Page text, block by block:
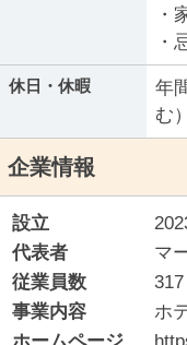
・
・
休日・休暇
年
む）
企業情報
設立
代表者
マ
従業員数
317
事業内容
ホ